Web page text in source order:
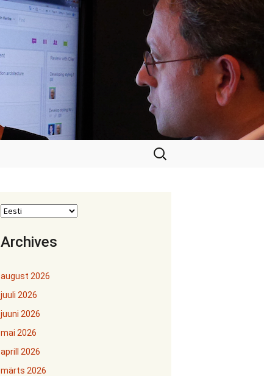
Otsi:
Archives
august 2026
juuli 2026
juuni 2026
mai 2026
aprill 2026
märts 2026